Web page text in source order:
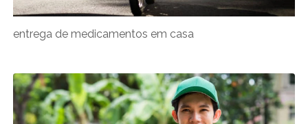
entrega de medicamentos em casa